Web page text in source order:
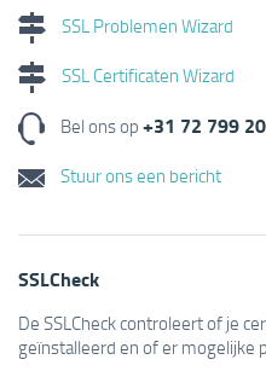
SSL Problemen Wizard
SSL Certificaten Wizard
Bel ons op +31 72 799
Stuur ons een bericht
SSLCheck
De SSLCheck controleert of je
geïnstalleerd en of er mogelijke